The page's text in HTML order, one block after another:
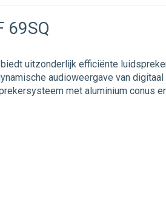
69SQ
uitzonderlijk efficiënte
audioweergave van
met aluminium conus